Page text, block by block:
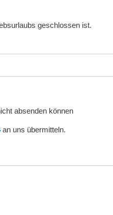
geschlossen ist.
absenden können
an uns übermitteln.